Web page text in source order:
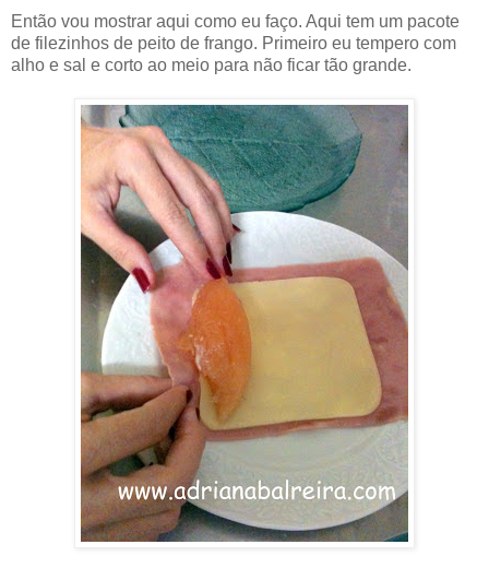
Então vou mostrar aqui como eu faço. Aqui tem um pacote
de filezinhos de peito de frango. Primeiro eu tempero com
alho e sal e corto ao meio para não ficar tão grande.